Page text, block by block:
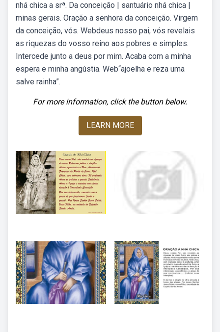
nhá chica a srª. Da conceição | santuário nhá chica |
minas gerais. Oração a senhora da conceição. Virgem
da conceição, vós. Webdeus nosso pai, vós revelais
as riquezas do vosso reino aos pobres e simples.
Intercede junto a deus por mim. Acaba com a minha
espera e minha angústia. Web“ajoelha e reza uma
salve rainha”.
For more information, click the button below.
LEARN MORE